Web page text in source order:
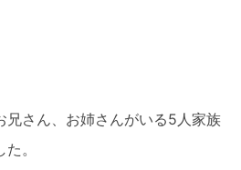
兄さん、お姉さんがいる5人家族
。